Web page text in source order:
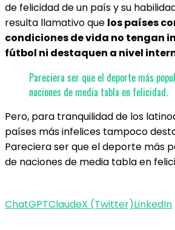
de felicidad de un país y su
resulta llamativo que los países
condiciones de vida no tengan
fútbol ni destaquen a nivel
Pareciera ser que el deporte más
naciones de media tabla en felicidad.
Pero, para tranquilidad de los
países más infelices tampoco
Pareciera ser que el deporte más
de naciones de media tabla en
ChatGPTClaudeX (Twitter)LinkedIn